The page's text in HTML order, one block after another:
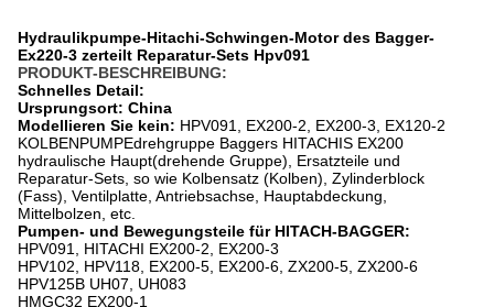
Hydraulikpumpe-Hitachi-Schwingen-Motor des Bagger-
Ex220-3 zerteilt Reparatur-Sets Hpv091
PRODUKT-BESCHREIBUNG:
Schnelles Detail:
Ursprungsort: China
Modellieren Sie kein: HPV091, EX200-2, EX200-3, EX120-2
KOLBENPUMPEdrehgruppe Baggers HITACHIS EX200
hydraulische Haupt(drehende Gruppe), Ersatzteile und
Reparatur-Sets, so wie Kolbensatz (Kolben), Zylinderblock
(Fass), Ventilplatte, Antriebsachse, Hauptabdeckung,
Mittelbolzen, etc.
Pumpen- und Bewegungsteile für HITACH-BAGGER:
HPV091, HITACHI EX200-2, EX200-3
HPV102, HPV118, EX200-5, EX200-6, ZX200-5, ZX200-6
HPV125B UH07, UH083
HMGC32 EX200-1